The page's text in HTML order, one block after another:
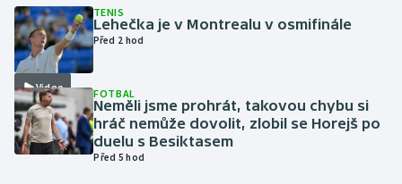
Motorsport
Olympijské hry
Parasport
Plavání
Video
TENIS
Lehečka je v Montrealu v osmifinále
Před 2 hod
FOTBAL
Neměli jsme prohrát, takovou chybu si
hráč nemůže dovolit, zlobil se Horejš po
duelu s Besiktasem
Před 5 hod